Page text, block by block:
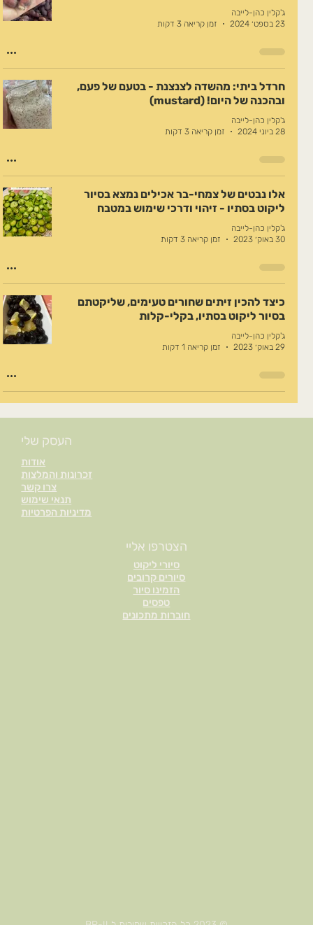
ג'קלין כהן-לייבה
23 בספט׳ 2024
זמן קריאה 3 דקות
חרדל ביתי: מהשדה לצנצנת - בטעם של פעם,
ובהכנה של היום! (mustard)
ג'קלין כהן-לייבה
28 ביוני 2024
זמן קריאה 3 דקות
אלו נבטים של צמחי-בר אכילים נמצא בסיור
ליקוט בסתיו - זיהוי ודרכי שימוש במטבח
ג'קלין כהן-לייבה
30 באוק׳ 2023
זמן קריאה 3 דקות
כיצד להכין זיתים שחורים טעימים, שליקטתם
בסיור ליקוט בסתיו, בקלי-קלות
ג'קלין כהן-לייבה
29 באוק׳ 2023
זמן קריאה 1 דקות
אודות
זכרונות והמלצות
צרו קשר
תנאי שימוש
מדיניות הפרטיות
העסק שלי
סיורי ליקוט
סיורים קרובים
הזמינו סיור
טפסים
חוברות מתכונים
הצטרפו אליי